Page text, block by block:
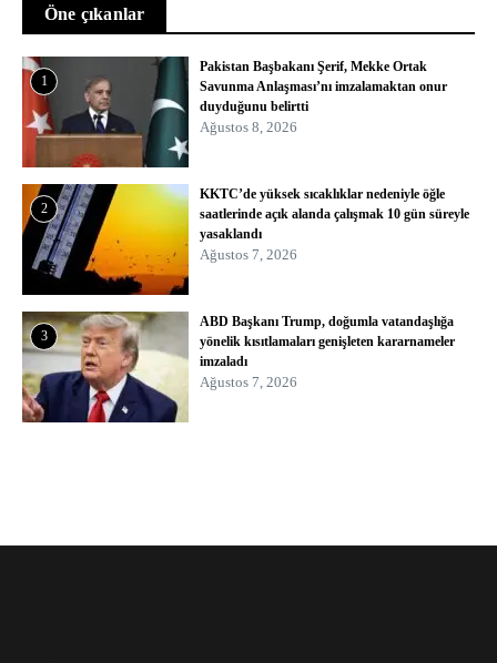
Öne çıkanlar
1
Pakistan Başbakanı Şerif, Mekke Ortak
Savunma Anlaşması’nı imzalamaktan onur
duyduğunu belirtti
Ağustos 8, 2026
2
KKTC’de yüksek sıcaklıklar nedeniyle öğle
saatlerinde açık alanda çalışmak 10 gün süreyle
yasaklandı
Ağustos 7, 2026
3
ABD Başkanı Trump, doğumla vatandaşlığa
yönelik kısıtlamaları genişleten kararnameler
imzaladı
Ağustos 7, 2026